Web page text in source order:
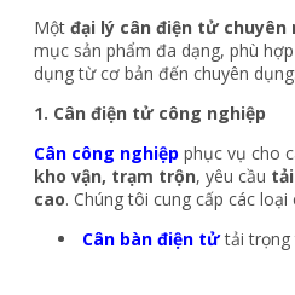
Một đại lý cân điện tử chuyên
mục sản phẩm đa dạng, phù
dụng từ cơ bản đến chuyên dụng:
1. Cân điện tử công nghiệp
Cân công nghiệp phục vụ cho
kho vận, trạm trộn, yêu cầu
cao. Chúng tôi cung cấp các loại
Cân bàn điện tử tải trọng